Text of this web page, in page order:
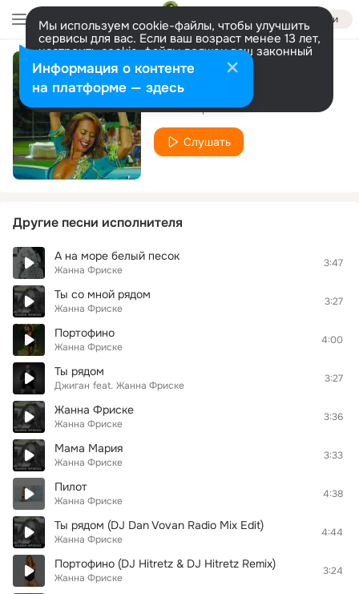
Войти
Мы используем cookie-файлы, чтобы улучшить
сервисы для вас. Если ваш возраст менее 13 лет,
настроить cookie-файлы должен ваш законный
представитель. Больше информации
Разрешить все Настроить
Дождь
Жанна Фриске
Слушать
Другие песни исполнителя
А на море белый песок
Жанна Фриске
3:47
Ты со мной рядом
Жанна Фриске
3:27
Портофино
Жанна Фриске
4:00
Ты рядом
Джиган feat. Жанна Фриске
3:27
Жанна Фриске
Жанна Фриске
3:36
Мама Мария
Жанна Фриске
3:33
Пилот
Жанна Фриске
4:38
Ты рядом (DJ Dan Vovan Radio Mix Edit)
Жанна Фриске
4:44
Портофино (DJ Hitretz & DJ Hitretz Remix)
Жанна Фриске
3:24
Информация о контенте
на платформе — здесь